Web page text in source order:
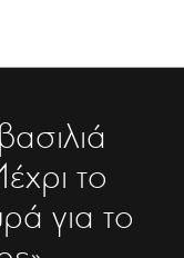
το
για το